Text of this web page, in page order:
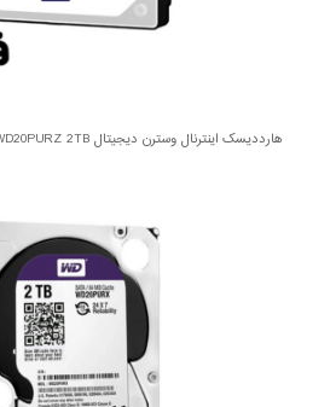
هارددیسک اینترنال وسترن دیجیتال WD20PURZ 2TB